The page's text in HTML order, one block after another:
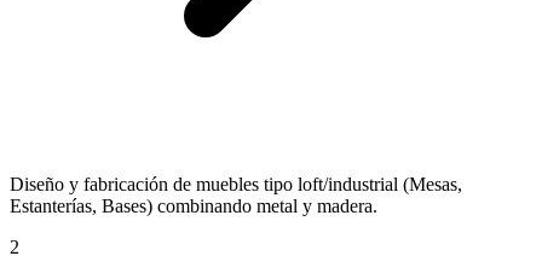
Diseño y fabricación de muebles tipo loft/industrial (Mesas,
Estanterías, Bases) combinando metal y madera.
2